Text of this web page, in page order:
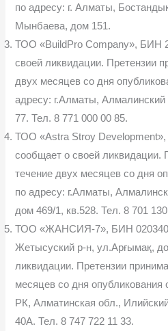
по адресу: г. Алматы,
Мынбаева, дом 151.
ТОО «BuildPro Company», БИН
своей ликвидации. Претензии
двух месяцев со дня
адресу: г.Алматы,
77. Тел. 8 771 000 00 85.
ТОО «Astra Stroy
сообщает о своей ликвидации.
течение двух месяцев со дня
по адресу: г.Алматы,
дом 469/1, кв.528. Тел. 8 701
ТОО «ЖАНСИЯ-7», БИН
Жетысуский р-н, ул.Арғымақ,
ликвидации. Претензии
месяцев со дня опубликования
РК, Алматинская обл.,
40А. Тел. 8 747 722 11 33.